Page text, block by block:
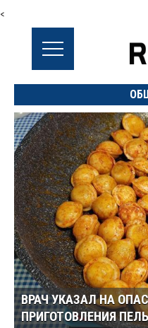
<
ВРАЧ УКАЗАЛ НА
ПРИГОТОВЛЕНИЯ